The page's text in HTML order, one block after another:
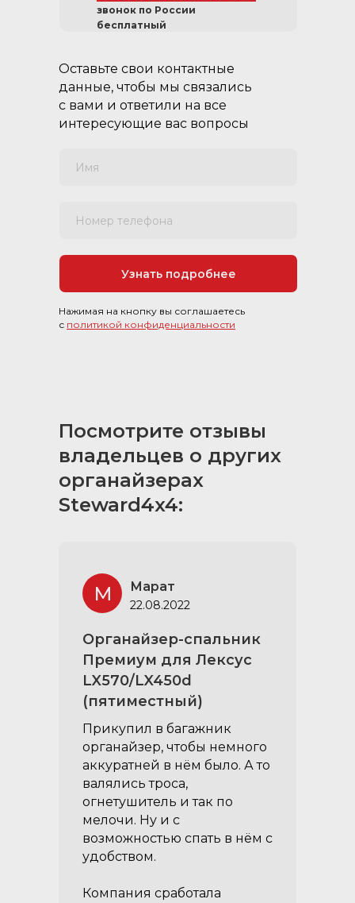
открытом положении
звонок по России
бесплатный
Имя
Номер телефона
Узнать подробнее
Оставьте свои контактные
данные, чтобы мы связались
с вами и ответили на все
интересующие вас вопросы
Нажимая на кнопку вы соглашаетесь
с политикой конфиденциальности
М
Посмотрите отзывы
владельцев о других
органайзерах
Steward4x4:
Марат
22.08.2022
Органайзер-спальник
Премиум для Лексус
LX570/LX450d
(пятиместный)
Прикупил в багажник
органайзер, чтобы немного
аккуратней в нём было. А то
валялись троса,
огнетушитель и так по
мелочи. Ну и с
возможностью спать в нём с
удобством.
Компания сработала